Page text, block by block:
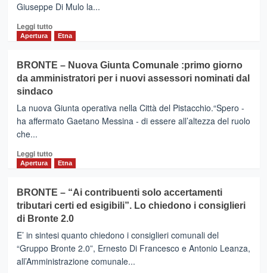
Giuseppe Di Mulo la...
Leggi tuttoLeggi
BRONTE
–
In
Consiglio
passa
il
2016
Apertura Etna
BRONTE – Nuova Giunta Comunale :primo giorno
da amministratori per i nuovi assessori nominati dal
sindaco
La nuova Giunta operativa nella Città del Pistacchio.“Spero -
ha affermato Gaetano Messina - di essere all’altezza del ruolo
che...
Leggi tuttoLeggi
BRONTE
–
Nuova
Giunta
Comunale
:primo
giorno
Apertura Etna
BRONTE – “Ai contribuenti solo accertamenti
tributari certi ed esigibili”. Lo chiedono i consiglieri
di Bronte 2.0
E’ in sintesi quanto chiedono i consiglieri comunali del
“Gruppo Bronte 2.0”, Ernesto Di Francesco e Antonio Leanza,
all’Amministrazione comunale...